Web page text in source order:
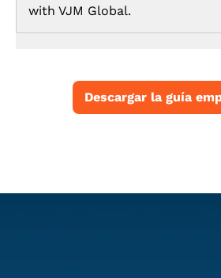
with VJM Global.
Descargar la guía